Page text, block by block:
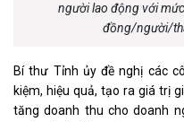
người lao động với
đồng/người/
Bí thư Tỉnh ủy đề nghị các
kiệm, hiệu quả, tạo ra giá trị
tăng doanh thu cho doanh